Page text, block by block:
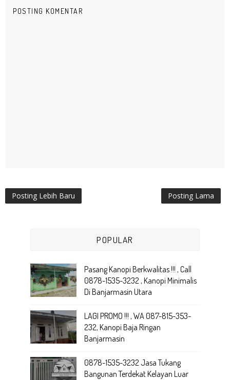
POSTING KOMENTAR
Posting Lebih Baru Posting Lama
POPULAR
Pasang Kanopi Berkwalitas !!! , Call
0878-1535-3232 , Kanopi Minimalis
Di Banjarmasin Utara
LAGI PROMO !!! , WA 087-815-353-
232, Kanopi Baja Ringan
Banjarmasin
0878-1535-3232 Jasa Tukang
Bangunan Terdekat Kelayan Luar